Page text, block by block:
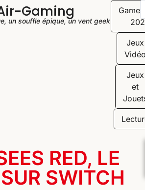
Gaming
un souffle épique, un vent geek"
Jeux
Jeux
et
RED, LE
SWITCH